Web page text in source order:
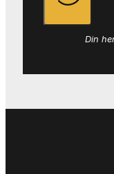
Din